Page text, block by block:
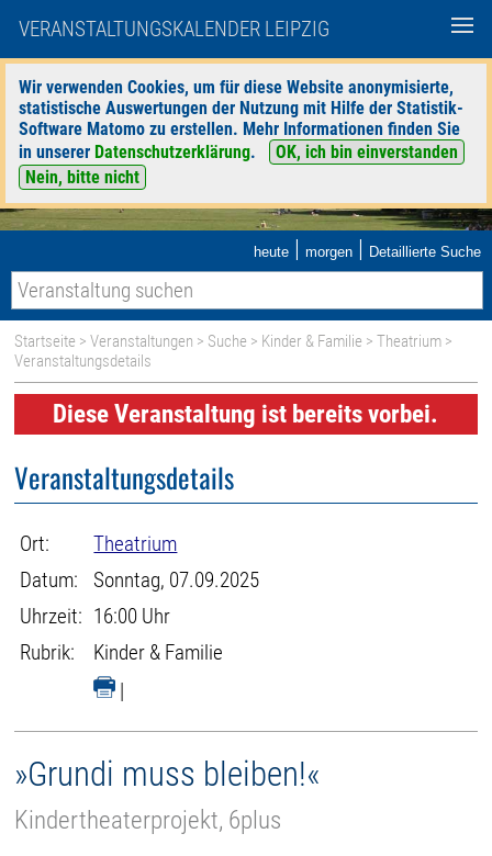
VERANSTALTUNGSKALENDER LEIPZIG
Wir verwenden Cookies, um für diese Website anonymisierte,
statistische Auswertungen der Nutzung mit Hilfe der Statistik-
Software Matomo zu erstellen. Mehr Informationen finden Sie
in unserer Datenschutzerklärung.
OK, ich bin einverstanden
Nein, bitte nicht
heute | morgen | Detaillierte Suche
Startseite >Veranstaltungen > Suche > Kinder & Familie >Theatrium >
Veranstaltungsdetails
Diese Veranstaltung ist bereits vorbei.
Veranstaltungsdetails
Ort:
Theatrium
Datum:
Sonntag, 07.09.2025
Uhrzeit: 16:00 Uhr
Rubrik:
Kinder & Familie
|
»Grundi muss bleiben!«
Kindertheaterprojekt, 6plus